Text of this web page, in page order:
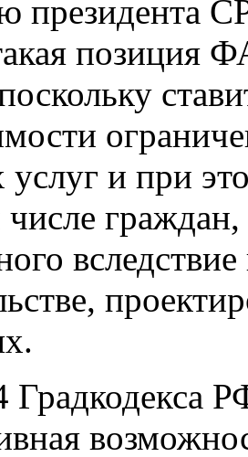
президента
позиция
услуг и при
вследствие
Градкодекса